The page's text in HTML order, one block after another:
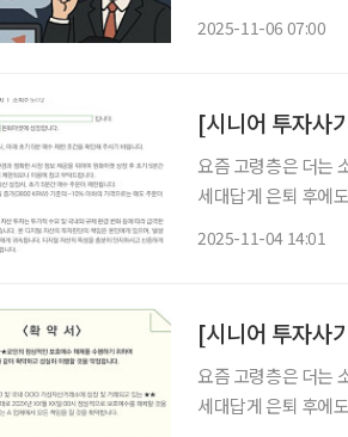
2025-11-06 07:00
요즘 고령층은 더는
세대답게 은퇴 후에
2025-11-04 14:01
[시니어 투자사
요즘 고령층은 더는
세대답게 은퇴 후에